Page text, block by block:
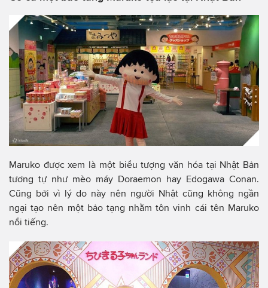
Maruko được xem là một biểu tượng văn hóa tại Nhật Bản
tương tự như mèo máy Doraemon hay Edogawa Conan.
Cũng bởi vì lý do này nên người Nhật cũng không ngần
ngại tạo nên một bảo tạng nhằm tôn vinh cái tên Maruko
nổi tiếng.